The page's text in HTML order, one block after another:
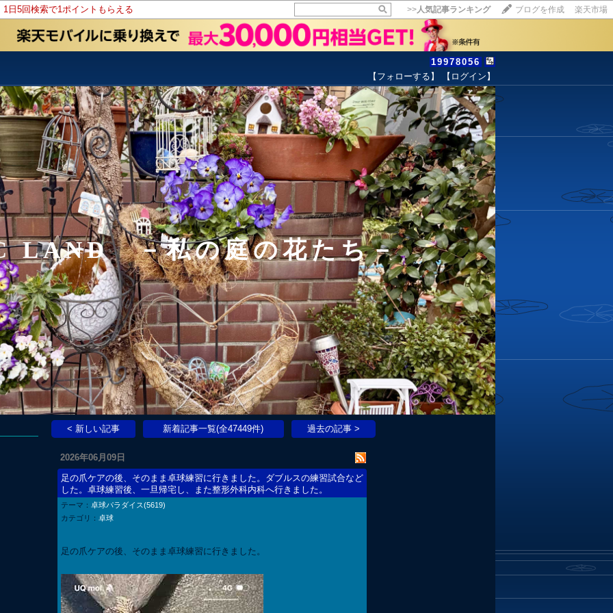
日5回検索で1ポイントもらえる >>人気記事ランキング ブログを作成 楽天市場
19978056
【フォローする】
【ログイン】
LAND －私の庭の花たち－
15記事にいいね！で1ポイント
10秒滞在
いいね! --/--
< 新しい記事 新着記事一覧(全47449件) 過去の記事 >
2026年06月09日
足の爪ケアの後、そのまま卓球練習に行きました。ダブルスの練習試合など
した。卓球練習後、一旦帰宅し、また整形外科内科へ行きました。
テーマ： 卓球パラダイス(5619)
カテゴリ： 卓球
足の爪ケアの後、そのまま卓球練習に行きました。